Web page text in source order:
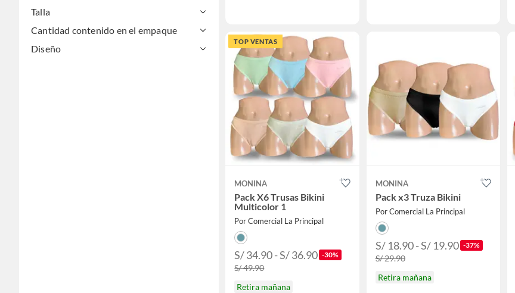
Talla
Cantidad contenido en el empaque
Diseño
TOP VENTAS
MONINA
Pack X6 Trusas Bikini
Multicolor 1
Por Comercial La Principal
S/ 34.90 - S/ 36.90 -30%
S/ 49.90
Retira mañana
MONINA
Pack x3 Truza Bikini
Por Comercial La Principal
S/ 18.90 - S/ 19.90 -37%
S/ 29.90
Retira mañana